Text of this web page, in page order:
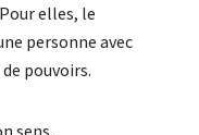
elles, le
personne avec
pouvoirs.
sens.